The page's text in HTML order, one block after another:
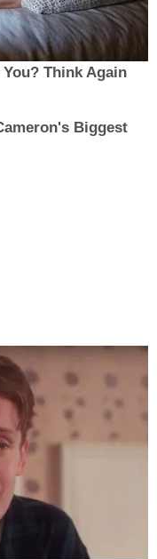
Think Again
Biggest